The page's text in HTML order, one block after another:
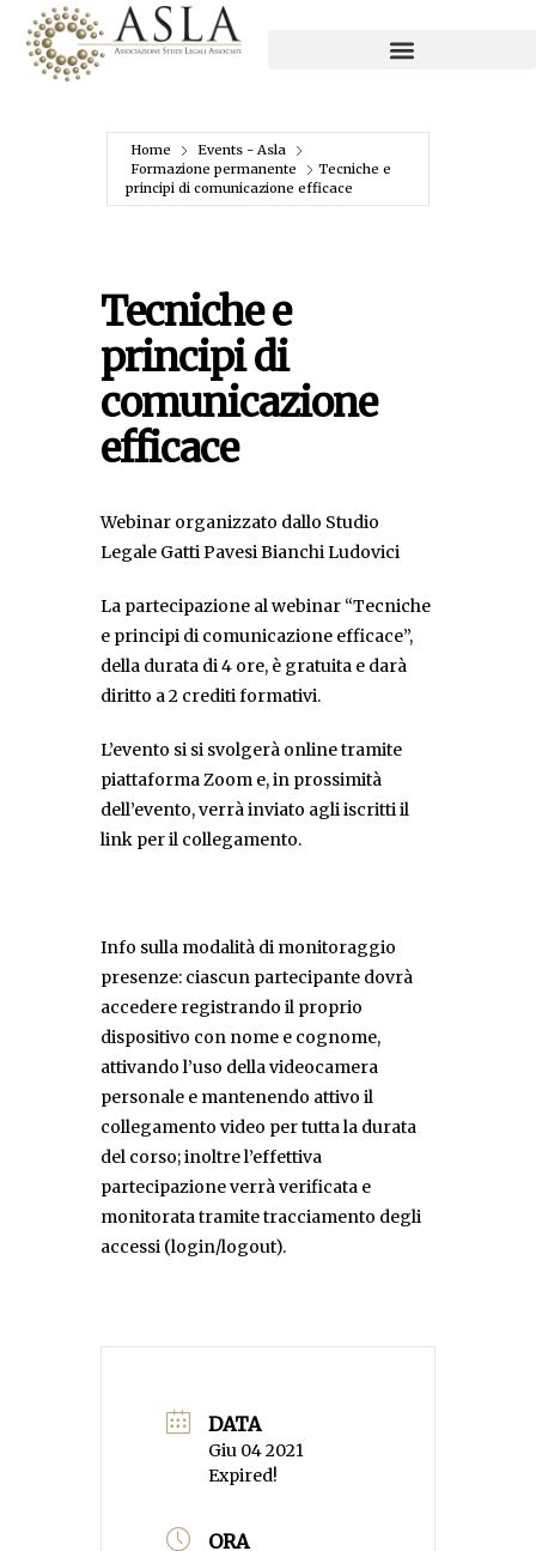
Home
Events - Asla
Formazione permanente
Tecniche e
principi di comunicazione efficace
Tecniche e
principi di
comunicazione
efficace
Webinar organizzato dallo Studio
Legale Gatti Pavesi Bianchi Ludovici
La partecipazione al webinar “Tecniche
e principi di comunicazione efficace”,
della durata di 4 ore, è gratuita e darà
diritto a 2 crediti formativi.
L’evento si si svolgerà online tramite
piattaforma Zoom e, in prossimità
dell’evento, verrà inviato agli iscritti il
link per il collegamento.
Info sulla modalità di monitoraggio
presenze: ciascun partecipante dovrà
accedere registrando il proprio
dispositivo con nome e cognome,
attivando l’uso della videocamera
personale e mantenendo attivo il
collegamento video per tutta la durata
del corso; inoltre l’effettiva
partecipazione verrà verificata e
monitorata tramite tracciamento degli
accessi (login/logout).
DATA
Giu 04 2021
Expired!
ORA